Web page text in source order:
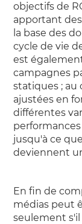
objectifs de
apportant
la base des
cycle de vie
est
campagnes
statiques ; au
ajustées en
différentes
jusqu'à ce
deviennent
En fin de
médias peut
seulement